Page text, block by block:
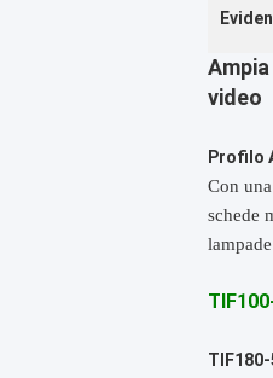
video
Profilo
Con
schede